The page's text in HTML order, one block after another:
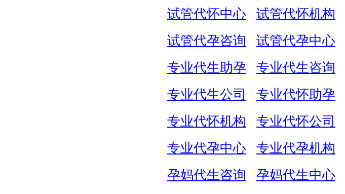
试管代怀中心
试管代怀机构
试管代孕咨询
试管代孕中心
专业代生助孕
专业代生咨询
专业代生公司
专业代怀助孕
专业代怀机构
专业代怀公司
专业代孕中心
专业代孕机构
孕妈代生咨询
孕妈代生中心